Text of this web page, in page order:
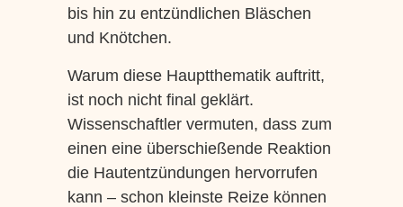
bis hin zu entzündlichen Bläschen
und Knötchen.
Warum diese Hauptthematik auftritt,
ist noch nicht final geklärt.
Wissenschaftler vermuten, dass zum
einen eine überschießende Reaktion
die Hautentzündungen hervorrufen
kann – schon kleinste Reize können